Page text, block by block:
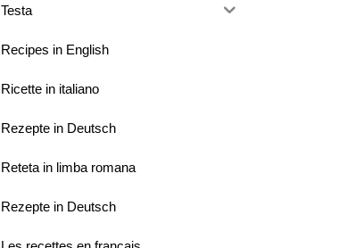
Testa
Recipes in English
Ricette in italiano
Rezepte in Deutsch
Reteta in limba romana
Rezepte in Deutsch